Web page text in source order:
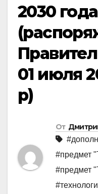
2030 года
01 июля
р)
От
#предмет
#предмет